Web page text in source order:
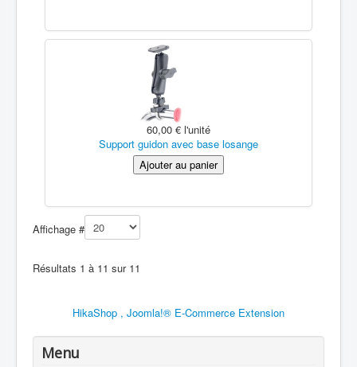
60,00 € l'unité
Support guidon avec base losange
Affichage #
Résultats 1 à 11 sur 11
HikaShop , Joomla!® E-Commerce Extension
Menu